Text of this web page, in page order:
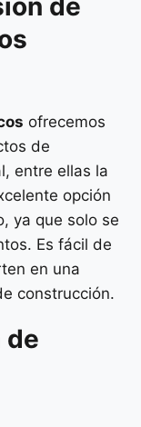
ofrecemos
de
entre ellas la
opción
ya que solo se
Es fácil de
en una
construcción.
de